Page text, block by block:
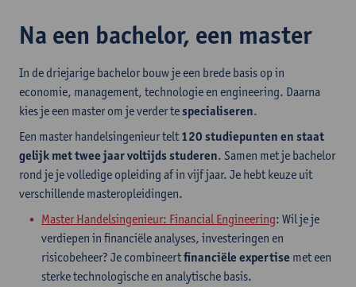
Na een bachelor, een master
In de driejarige bachelor bouw je een brede basis op in
economie, management, technologie en engineering. Daarna
kies je een master om je verder tespecialiseren.
Een master handelsingenieur telt 120 studiepunten en staat
gelijk met twee jaar voltijds studeren. Samen met je bachelor
rond je je volledige opleiding af in vijf jaar. Je hebt keuze uit
verschillende masteropleidingen.
Master Handelsingenieur: Financial Engineering: Wil je je
verdiepen in financiële analyses, investeringen en
risicobeheer? Je combineertfinanciële expertise met een
sterke technologische en analytische basis.